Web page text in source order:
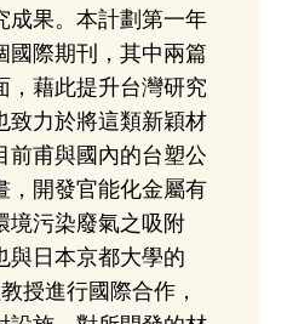
成果。本計劃第一年
國際期刊，其中兩篇
，藉此提升台灣研究
致力於將這類新穎材
前甫與國內的台塑公
，開發官能化金屬有
境污染廢氣之吸附
與日本京都大學的
授進行國際合作，